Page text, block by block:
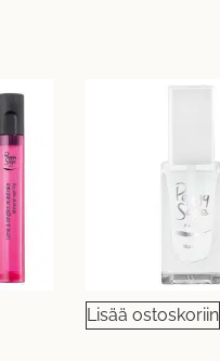
Lisää ostoskoriin